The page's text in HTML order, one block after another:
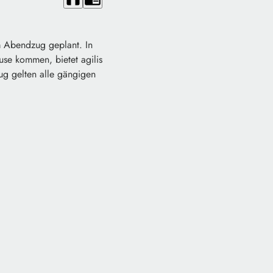
Abendzug geplant. In
kommen, bietet agilis
gelten alle gängigen